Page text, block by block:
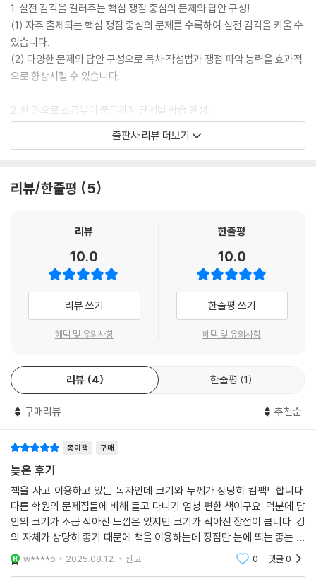
1. 실전 감각을 길러주는 핵심 쟁점 중심의 문제와 답안 구성!
(1) 자주 출제되는 핵심 쟁점 중심의 문제를 수록하여 실전 감각을 키울 수
있습니다.
(2) 다양한 문제와 답안 구성으로 목차 작성법과 쟁점 파악 능력을 효과적
으로 향상시킬 수 있습니다.
2. 한 권으로 초급부터 중급까지 단계별 학습 완성!
(1) 초급 문제를 통하여 답안 작성의 기본기를 탄탄히 다질 수 있습니다.
(2) 판례/사례형 중급 문제로 실전 감각과 논점 분석력까지 동시에 향상시
1. 본 교재 인강(할인쿠폰 수록)
출판사 리뷰 더보기
리뷰/한줄평 5
리뷰
10.0
리뷰 쓰기
혜택 및 유의사항
한줄평
10.0
한줄평 쓰기
혜택 및 유의사항
리뷰 4 한줄평 1
구매리뷰 추천순
종이책 구매
늦은 후기
책을 사고 이용하고 있는 독자인데 크기와 두께가 상당히 컴팩트합니다.
다른 학원의 문제집들에 비해 들고 다니기 엄청 편한 책이구요. 덕분에 답
안의 크기가 조금 작아진 느낌은 있지만 크기가 작아진 장점이 큽니다. 강
의 자체가 상당히 좋기 때문에 책을 이용하는데 장점만 눈에 띄는 좋는 책
이네요.w****p 2025.08.12. 신고 0 댓글0